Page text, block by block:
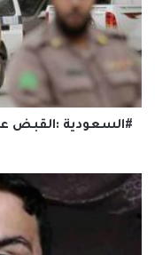
6
باكستانيين
بعد
شجار
عنيف
ب
#مكة_المكرمة
#إيران
:
احتجاجات